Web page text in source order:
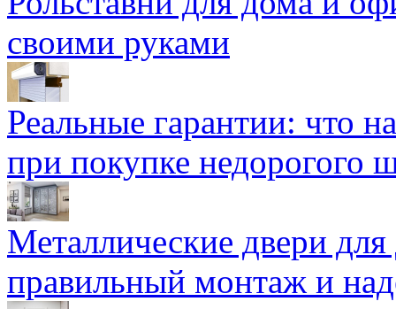
своими руками
Реальные гарантии: что
при покупке недорогого
Металлические двери
правильный монтаж и